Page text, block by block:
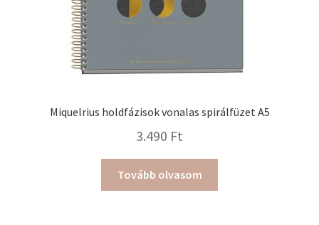
Miquelrius holdfázisok vonalas spirálfüzet A5
3.490 Ft
Tovább olvasom